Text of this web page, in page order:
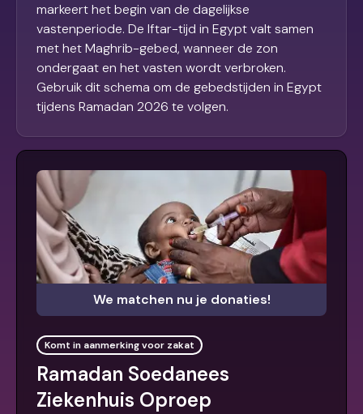
markeert het begin van de dagelijkse
vastenperiode. De Iftar-tijd in Egypt valt samen
met het Maghrib-gebed, wanneer de zon
ondergaat en het vasten wordt verbroken.
Gebruik dit schema om de gebedstijden in Egypt
tijdens Ramadan 2026 te volgen.
We matchen nu je donaties!
Komt in aanmerking voor zakat
Ramadan Soedanees
Ziekenhuis Oproep